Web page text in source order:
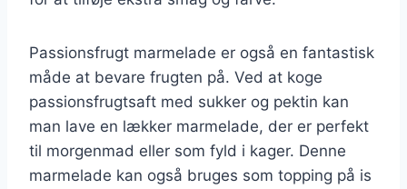
Passionsfrugt marmelade er også en fantastisk
måde at bevare frugten på. Ved at koge
passionsfrugtsaft med sukker og pektin kan
man lave en lækker marmelade, der er perfekt
til morgenmad eller som fyld i kager. Denne
marmelade kan også bruges som topping på is